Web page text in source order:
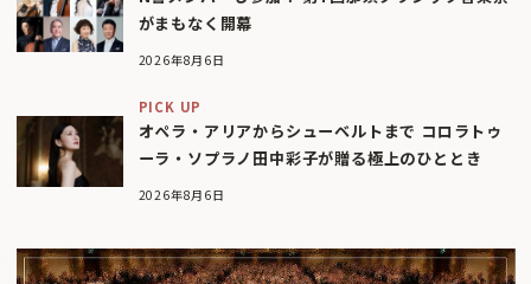
がまもなく開幕
2026年8月6日
PICK UP
オペラ・アリアからシューベルトまで コロラトゥ
ーラ・ソプラノ田中彩子が贈る極上のひととき
2026年8月6日